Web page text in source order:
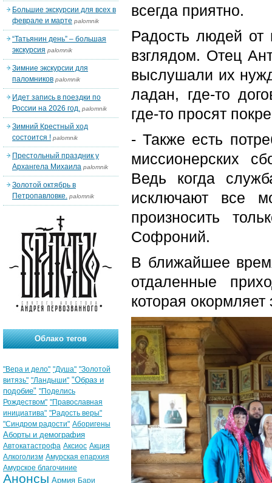
всегда приятно.
Радость людей от
взглядом. Отец
выслушали их
ладан, где-то
где-то просят
- Также есть
миссионерских
Ведь когда
исключают все
произносить
Софроний.
В ближайшее
отдаленные
которая окормляет
Большие экскурсии для всех в
феврале и марте palomnik
“Татьянин день” – большая
экскурсия palomnik
Зимние экскурсии для
паломников palomnik
Идет запись в поездки по
России на 2026 год. palomnik
Зимний Крестный ход
состоится ! palomnik
Престольный праздник у
Архангела Михаила palomnik
Золотой октябрь в
Петропавловке. palomnik
Облако тегов
"Вера и дело" "Душа" "Золотой
витязь" "Ландыши" "Образ и
подобие" "Поделись
Рождеством" "Православная
инициатива" "Радость веры"
"Синдром радости" Аборигены
Аборты и демография
Автокатастрофа Аксиос Акция
Алкоголизм Амурская епархия
Амурское благочиние
Анонсы Армия Бари